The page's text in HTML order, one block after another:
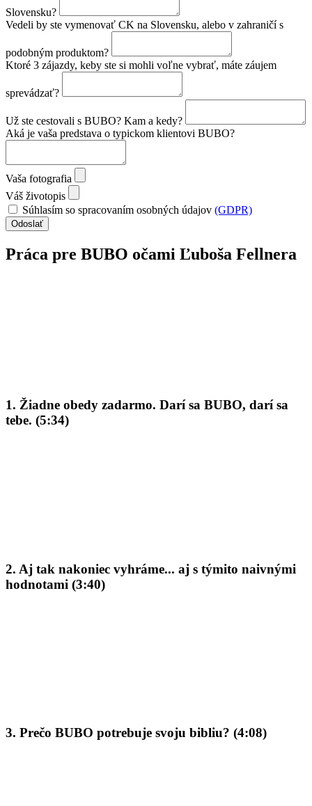
Slovensku?
Vedeli by ste vymenovať CK na Slovensku, alebo v zahraničí s
podobným produktom?
Ktoré 3 zájazdy, keby ste si mohli voľne vybrať, máte záujem
sprevádzať?
Už ste cestovali s BUBO? Kam a kedy?
Aká je vaša predstava o typickom klientovi BUBO?
Vaša fotografia
Váš životopis
Súhlasím so spracovaním osobných údajov (GDPR)
Odoslať
Práca pre BUBO očami Ľuboša Fellnera
1. Žiadne obedy zadarmo. Darí sa BUBO, darí sa
tebe. (5:34)
2. Aj tak nakoniec vyhráme... aj s týmito naivnými
hodnotami (3:40)
3. Prečo BUBO potrebuje svoju bibliu? (4:08)